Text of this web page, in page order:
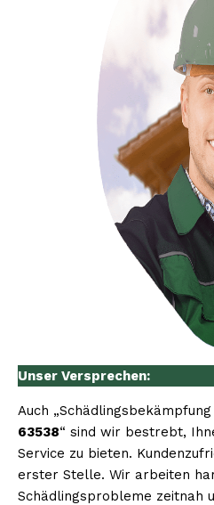
Unser Versprechen:
Auch „Schädlingsbekämpfung
63538“ sind wir bestrebt,
Service zu bieten.
erster Stelle. Wir arbeiten
Schädlingsprobleme zeitnah